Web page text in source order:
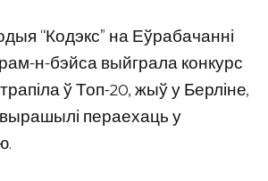
“Кодэкс” на Еўрабачанні
н-бэйса выйграла конкурс
ў Топ-20, жыў у Берліне,
пераехаць у